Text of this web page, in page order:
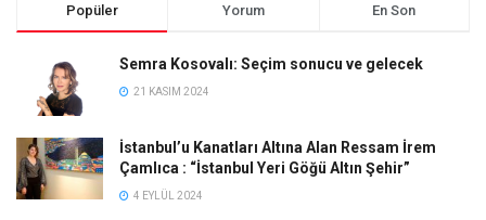
Popüler Yorum En Son
Semra Kosovalı: Seçim sonucu ve gelecek
21 KASIM 2024
İstanbul’u Kanatları Altına Alan Ressam İrem
Çamlıca : “İstanbul Yeri Göğü Altın Şehir”
4 EYLÜL 2024